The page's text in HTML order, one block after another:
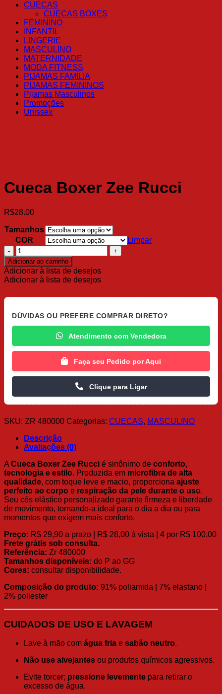
CUECAS
CUECAS BOXES
FEMININO
INFANTIL
LINGERIE
MASCULINO
MATERNIDADE
MODA FITNESS
PIJAMAS FAMÍLIA
PIJAMAS FEMININOS
Pijamas Masculinos
Promoções
Unissex
Cueca Boxer Zee Rucci
R$28.00
Tamanhos
COR
Limpar
Cueca
Boxer
Zee
Rucci
quantidade
Adicionar ao carrinho
Adicionar à lista de desejos
Adicionar à lista de desejos
DÚVIDAS OU PREFERE COMPRAR DIRETO?
Atendimento com Vendedora
Faça seu Pedido por Aqui
Clique para Ligar
SKU: ZR 480000 Categorias: CUECAS, MASCULINO
Descrição
Avaliações (0)
A Cueca Boxer Zee Rucci é sinônimo de conforto,
tecnologia e estilo. Produzida em microfibra de alta
qualidade, com toque leve e macio, proporciona ajuste
perfeito ao corpo e respiração da pele durante o uso.
Seu cós elástico personalizado garante firmeza e liberdade
de movimento, tornando-a ideal para o dia a dia ou para
momentos que exigem mais conforto.
Preço: R$ 29,90 a prazo | R$ 28,00 à vista | 4 por R$ 100,00
Frete grátis sob consulta.
Referência: Zr 480000
Tamanhos disponíveis: do P ao GG
Cores: consultar disponibilidade.
Composição do produto: 91% poliamida | 7% elastano |
2% poliester
CUIDADOS DE USO E LAVAGEM
Lave à mão com água fria e sabão neutro.
Não use alvejantes ou produtos químicos agressivos.
Evite torcer; pressione levemente para retirar o
excesso de água.